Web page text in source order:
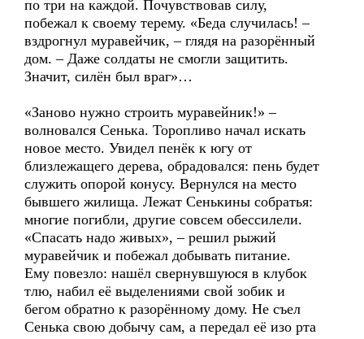
по три на каждой. Почувствовав силу,
побежал к своему терему. «Беда случилась! –
вздрогнул муравейчик, – глядя на разорённый
дом. – Даже солдаты не смогли защитить.
Значит, силён был враг»…
«Заново нужно строить муравейник!» –
волновался Сенька. Торопливо начал искать
новое место. Увидел пенёк к югу от
близлежащего дерева, обрадовался: пень будет
служить опорой конусу. Вернулся на место
бывшего жилища. Лежат Сенькины собратья:
многие погибли, другие совсем обессилели.
«Спасать надо живых», – решил рыжий
муравейчик и побежал добывать питание.
Ему повезло: нашёл свернувшуюся в клубок
тлю, набил её выделениями свой зобик и
бегом обратно к разорённому дому. Не съел
Сенька свою добычу сам, а передал её изо рта